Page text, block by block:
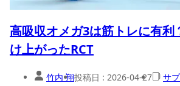
高吸収オメガ3は筋トレに有利
け上がったRCT
竹内 翔投稿日 : 2026-04-27 サ